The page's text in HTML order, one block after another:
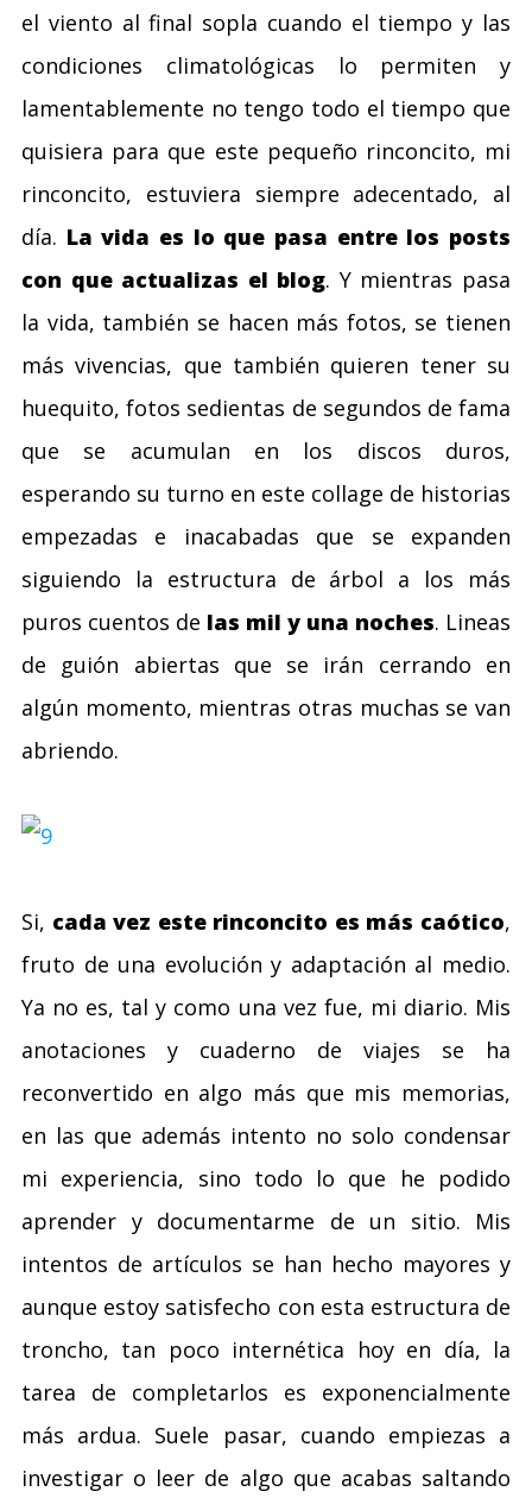
el viento al final sopla cuando el tiempo y las
condiciones climatológicas lo permiten y
lamentablemente no tengo todo el tiempo que
quisiera para que este pequeño rinconcito, mi
rinconcito, estuviera siempre adecentado, al
día. La vida es lo que pasa entre los posts
con que actualizas el blog. Y mientras pasa
la vida, también se hacen más fotos, se tienen
más vivencias, que también quieren tener su
huequito, fotos sedientas de segundos de fama
que se acumulan en los discos duros,
esperando su turno en este collage de historias
empezadas e inacabadas que se expanden
siguiendo la estructura de árbol a los más
puros cuentos de las mil y una noches. Lineas
de guión abiertas que se irán cerrando en
algún momento, mientras otras muchas se van
abriendo.
Si, cada vez este rinconcito es más caótico,
fruto de una evolución y adaptación al medio.
Ya no es, tal y como una vez fue, mi diario. Mis
anotaciones y cuaderno de viajes se ha
reconvertido en algo más que mis memorias,
en las que además intento no solo condensar
mi experiencia, sino todo lo que he podido
aprender y documentarme de un sitio. Mis
intentos de artículos se han hecho mayores y
aunque estoy satisfecho con esta estructura de
troncho, tan poco internética hoy en día, la
tarea de completarlos es exponencialmente
más ardua. Suele pasar, cuando empiezas a
investigar o leer de algo que acabas saltando